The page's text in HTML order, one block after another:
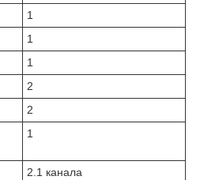
1
1
1
2
2
1
2.1 канала